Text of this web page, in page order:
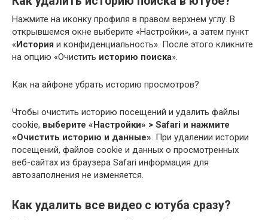
Нажмите на иконку профиля в правом верхнем углу. В
открывшемся окне выберите «Настройки», а затем пункт
«История и конфиденциальность». После этого кликните
на опцию «Очистить историю поиска».
Как на айфоне убрать историю просмотров?
Чтобы очистить историю посещений и удалить файлы
cookie, выберите «Настройки» > Safari и нажмите
«Очистить историю и данные». При удалении истории
посещений, файлов cookie и данных о просмотренных
веб-сайтах из браузера Safari информация для
автозаполнения не изменяется.
Как удалить все видео с ютуба сразу?